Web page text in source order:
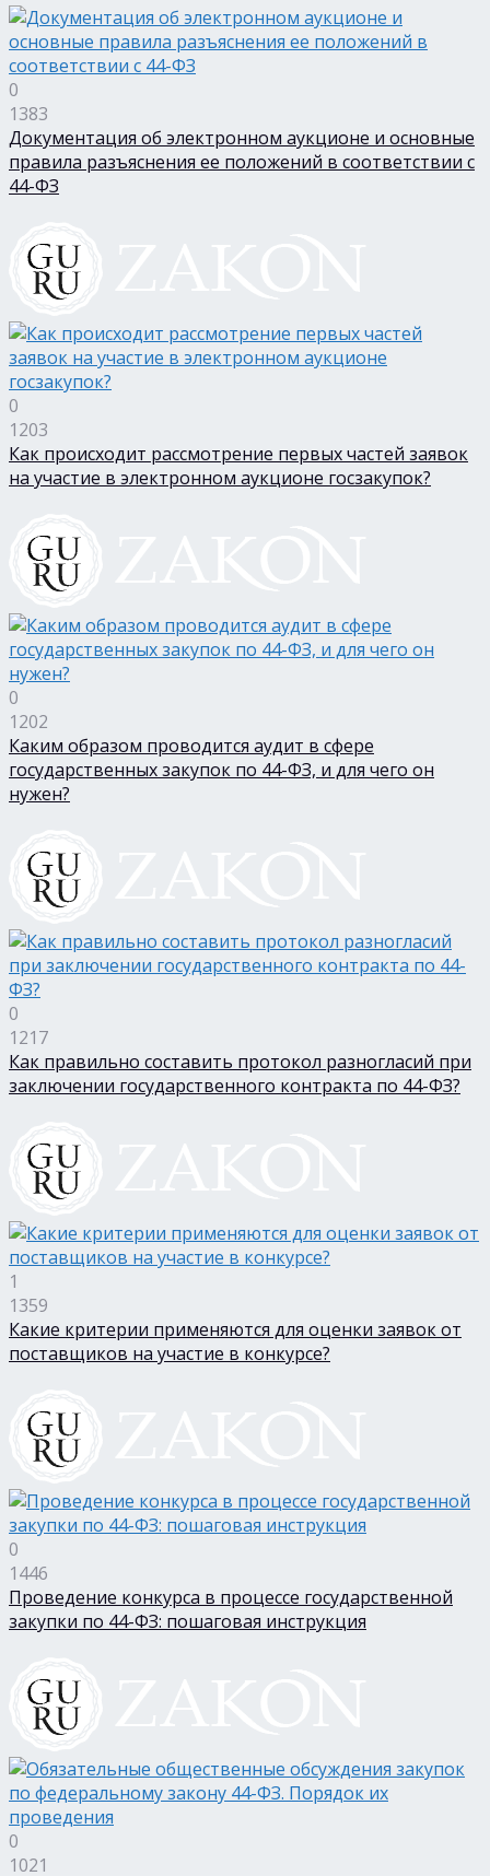
0
1383
Документация об электронном аукционе и основные
правила разъяснения ее положений в соответствии с
44-ФЗ
0
1203
Как происходит рассмотрение первых частей заявок
на участие в электронном аукционе госзакупок?
0
1202
Каким образом проводится аудит в сфере
государственных закупок по 44-ФЗ, и для чего он
нужен?
0
1217
Как правильно составить протокол разногласий при
заключении государственного контракта по 44-ФЗ?
1
1359
Какие критерии применяются для оценки заявок от
поставщиков на участие в конкурсе?
0
1446
Проведение конкурса в процессе государственной
закупки по 44-ФЗ: пошаговая инструкция
0
1021